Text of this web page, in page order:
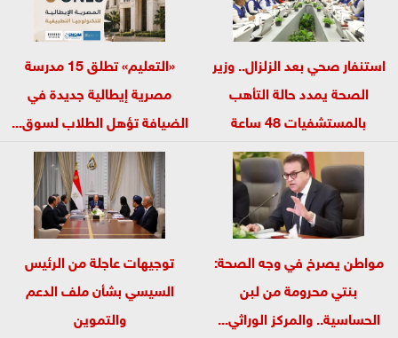
استنفار صحي بعد الزلزال.. وزير
الصحة يمدد حالة التأهب
بالمستشفيات 48 ساعة
«التعليم» تطلق 15 مدرسة
مصرية إيطالية جديدة في
الضيافة تؤهل الطلاب لسوق...
مواطن يصرخ في وجه الصحة:
بنتي محرومة من لبن
الحساسية.. والمركز الوراثي...
توجيهات عاجلة من الرئيس
السيسي بشأن ملف الدعم
والتموين